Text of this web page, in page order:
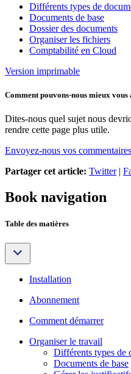
Différents types de
Documents de base
Dossier des documents
Organiser les fichiers
Comptabilité en Cloud
Version imprimable
Comment pouvons-nous mieux vous
Dites-nous quel sujet nous
rendre cette page plus utile.
Envoyez-nous vos commentaires
Partager cet article: Twitter|
Book navigation
Table des matières
Installation
Abonnement
Comment démarrer
Organiser le travail
Différents types de
Documents de base